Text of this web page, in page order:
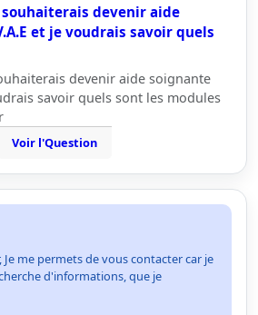
souhaiterais devenir aide
et je voudrais savoir quels
devenir aide soignante
savoir quels sont les modules
Voir l'Question
me permets de vous contacter car je
d'informations, que je